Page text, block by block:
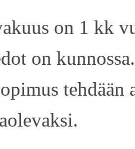
on 1 kk
on kunnossa.
tehdään